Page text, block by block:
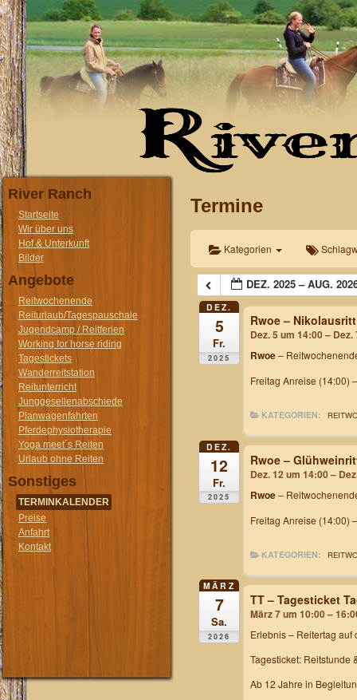
River Ranch
Startseite
Wir über uns
Hof & Unterkunft
Bilder
Angebote
Reitwochenende
Reiturlaub/Tagespauschale
Jugendcamp / Reitferien
Working for horse riding
Tagestickets
Wanderreitstation
Reitunterricht
Junggesellenabschiede
Planwagenfahrten
Pferdephysiotherapie
Yoga meet´s Reiten
Urlaub ohne Reiten
Sonstiges
TERMINKALENDER
Preise
Anfahrt
Kontakt
Termine
Kategorien
DEZ. 2025 – AUG.
DEZ.
5
Fr.
2025
Rwoe – Nikolausritt
Dez. 5 um 14:00 –
Rwoe–
Freitag Anreise (14:00)
KATEGORIEN:
DEZ.
12
Fr.
2025
Rwoe –
Dez. 12 um 14:00 –
Rwoe–
Freitag Anreise (14:00)
KATEGORIEN:
MÄRZ
7
Sa.
2026
TT – Tagesticket
März 7 um 10:00 –
Erlebnis – Reitertag auf
Tagesticket: Reitstunde
Ab 12 Jahre in